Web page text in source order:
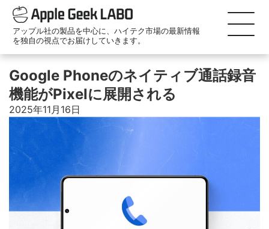
アップル社の製品を中心に、ハイテク市場の最新情報
を独自の視点でお届けしていきます。
Google Phoneのネイティブ通話録音
機能がPixelに展開される
2025年11月16日